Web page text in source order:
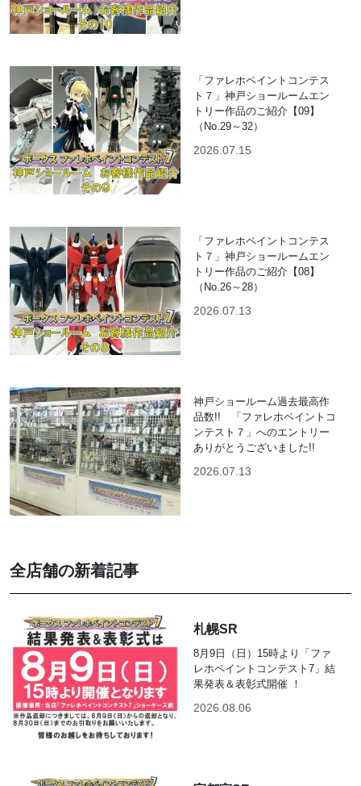
「ファレホペイントコンテス
ト７」神戸ショールームエン
トリー作品のご紹介【09】
（No.29～32）
2026.07.15
「ファレホペイントコンテス
ト７」神戸ショールームエン
トリー作品のご紹介【08】
（No.26～28）
2026.07.13
神戸ショールーム過去最高作
品数!! 「ファレホペイントコ
ンテスト７」へのエントリー
ありがとうございました!!
2026.07.13
全店舗の新着記事
札幌SR
8月9日（日）15時より「ファ
レホペイントコンテスト7」結
果発表＆表彰式開催 ！
2026.08.06